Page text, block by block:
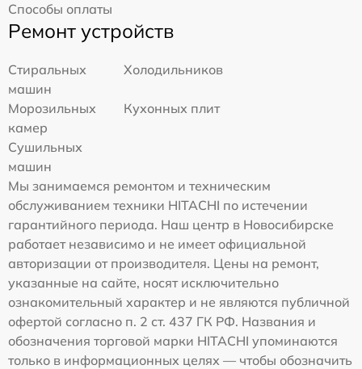
Способы оплаты
Ремонт устройств
Стиральных
машин
Холодильников
Морозильных
камер
Кухонных плит
Сушильных
машин
Мы занимаемся ремонтом и техническим
обслуживанием техники HITACHI по истечении
гарантийного периода. Наш центр в Новосибирске
работает независимо и не имеет официальной
авторизации от производителя. Цены на ремонт,
указанные на сайте, носят исключительно
ознакомительный характер и не являются публичной
офертой согласно п. 2 ст. 437 ГК РФ. Названия и
обозначения торговой марки HITACHI упоминаются
только в информационных целях — чтобы обозначить